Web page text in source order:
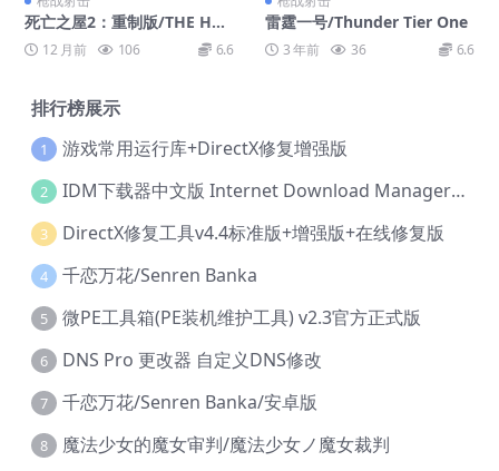
死亡之屋2：重制版/THE HO
USE OF THE DEAD 2: Rema
ke 12 月前 106 6.6
雷霆一号/Thunder Tier One
3 年前 36 6.6
排行榜展示
1 游戏常用运行库+DirectX修复增强版
2 IDM下载器中文版 Internet Download Manager v6.42.36 IDM
3 DirectX修复工具v4.4标准版+增强版+在线修复版
4 千恋万花/Senren Banka
5 微PE工具箱(PE装机维护工具) v2.3官方正式版
6 DNS Pro 更改器 自定义DNS修改
7 千恋万花/Senren Banka/安卓版
8 魔法少女的魔女审判/魔法少女ノ魔女裁判